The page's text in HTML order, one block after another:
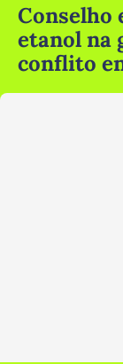
Conselho
etanol na
conflito